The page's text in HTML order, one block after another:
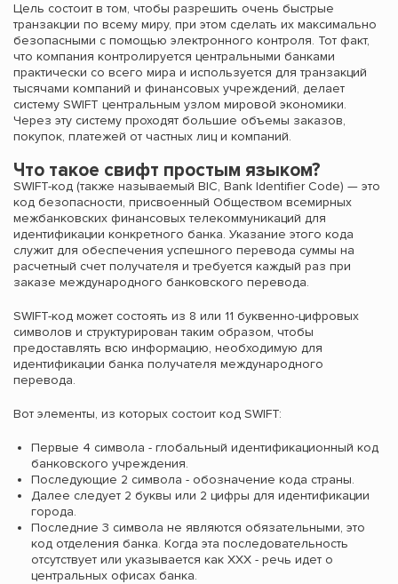
Цель состоит в том, чтобы разрешить очень быстрые
транзакции по всему миру, при этом сделать их максимально
безопасными с помощью электронного контроля. Тот факт,
что компания контролируется центральными банками
практически со всего мира и используется для транзакций
тысячами компаний и финансовых учреждений, делает
систему SWIFT центральным узлом мировой экономики.
Через эту систему проходят большие объемы заказов,
покупок, платежей от частных лиц и компаний.
Что такое свифт простым языком?
SWIFT-код (также называемый BIC, Bank Identifier Code) — это
код безопасности, присвоенный Обществом всемирных
межбанковских финансовых телекоммуникаций для
идентификации конкретного банка. Указание этого кода
служит для обеспечения успешного перевода суммы на
расчетный счет получателя и требуется каждый раз при
заказе международного банковского перевода.
SWIFT-код может состоять из 8 или 11 буквенно-цифровых
символов и структурирован таким образом, чтобы
предоставлять всю информацию, необходимую для
идентификации банка получателя международного
перевода.
Вот элементы, из которых состоит код SWIFT:
Первые 4 символа - глобальный идентификационный код
банковского учреждения.
Последующие 2 символа - обозначение кода страны.
Далее следует 2 буквы или 2 цифры для идентификации
города.
Последние 3 символа не являются обязательными, это
код отделения банка. Когда эта последовательность
отсутствует или указывается как XXX - речь идет о
центральных офисах банка.